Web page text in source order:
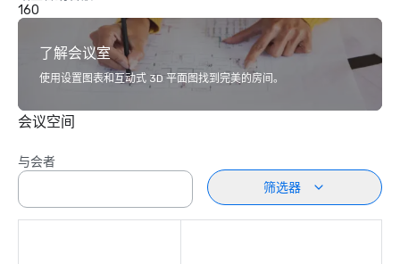
160
了解会议室
使用设置图表和互动式 3D 平面图找到完美的房间。
会议空间
与会者
筛选器